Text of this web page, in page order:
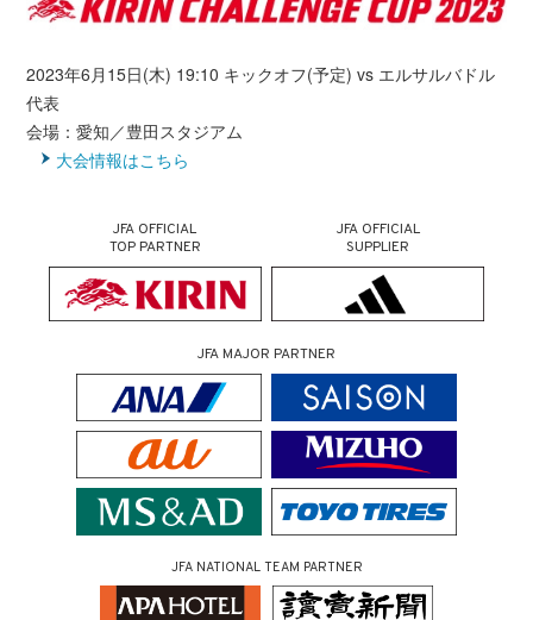
2023年6月15日(木) 19:10 キックオフ(予定) vs エルサルバドル
代表
会場：愛知／豊田スタジアム
大会情報はこちら
JFA OFFICIAL
TOP PARTNER
JFA OFFICIAL
SUPPLIER
JFA MAJOR PARTNER
JFA NATIONAL TEAM PARTNER